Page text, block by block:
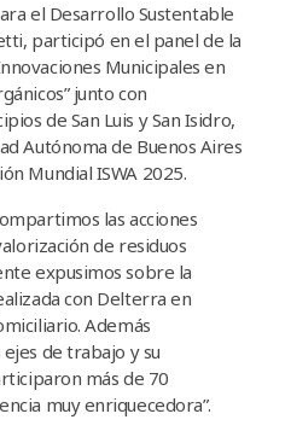
el Desarrollo Sustentable
participó en el panel de la
Municipales en
junto con
de San Luis y San Isidro,
Autónoma de Buenos Aires
Mundial ISWA 2025.
las acciones
de residuos
expusimos sobre la
con Delterra en
Además
ejes de trabajo y su
más de 70
muy enriquecedora”.